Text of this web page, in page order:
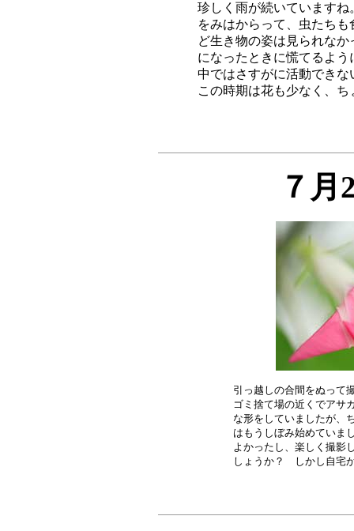
珍しく雨が続いています
をみはからって、虫たち
ど生き物の姿は見られな
になったときに慌てるよ
中ではさすがに活動でき
７月
引っ越しの合間をぬって
ゴミ捨て場の近くでアサ
な形をしていましたが、
はもうしぼみ始めていま
よかったし、楽しく撮影